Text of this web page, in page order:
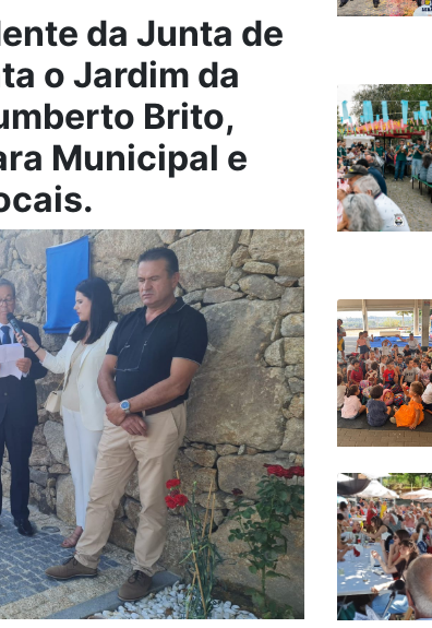
da Junta de
o Jardim da
Brito,
Municipal e